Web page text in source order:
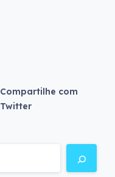
Compartilhe com
Twitter